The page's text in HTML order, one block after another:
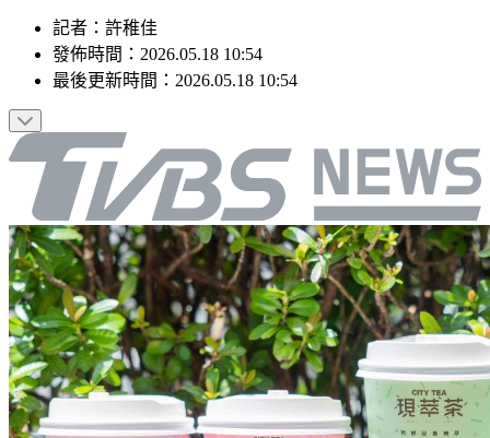
記者 ： 許稚佳
發佈時間： 2026.05.18 10:54
最後更新時間： 2026.05.18 10:54